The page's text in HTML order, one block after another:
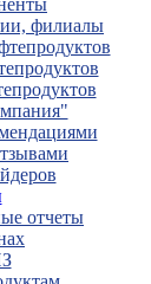
филиалы
отчеты